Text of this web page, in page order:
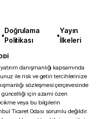
•
Doğrulama
Politikası
•
Yayın
İlkeleri
danışmanlığı kapsamında
ile risk ve getiri tercihlerinize
sözleşmesi çerçevesinde
için azami özen
veya bu bilgilerin
Ticaret Odası sorumlu değildir.